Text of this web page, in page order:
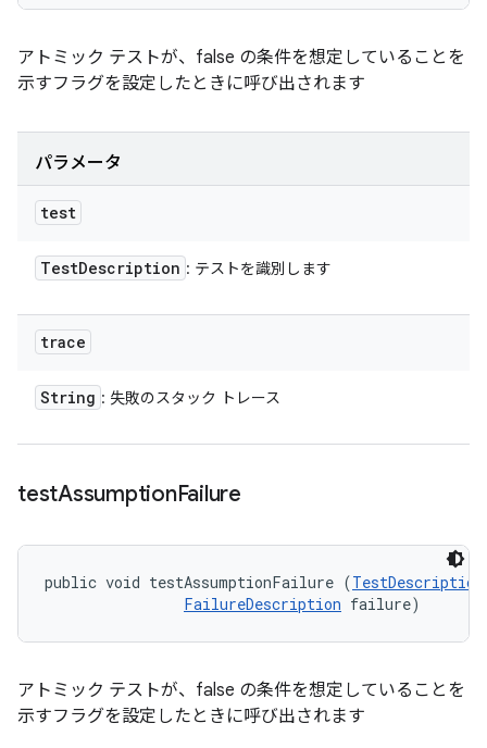
アトミック テストが、false の条件を想定していることを
示すフラグを設定したときに呼び出されます
パラメータ
test
TestDescription : テストを識別します
trace
String : 失敗のスタック トレース
testAssumptionFailure
public void testAssumptionFailure (TestDescription
FailureDescription failure)
アトミック テストが、false の条件を想定していることを
示すフラグを設定したときに呼び出されます